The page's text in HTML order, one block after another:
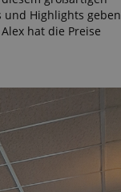
und Highlights geben
hat die Preise
(what